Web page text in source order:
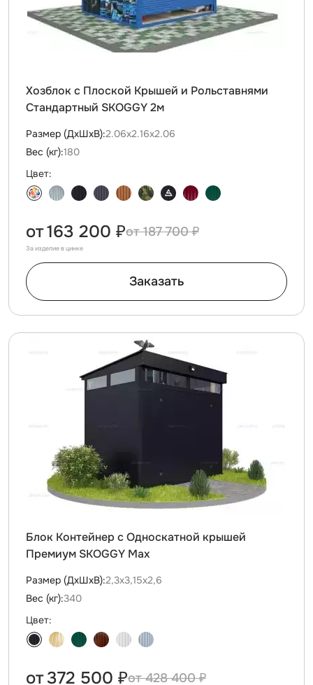
Хозблок с Плоской Крышей и Рольставнями
Стандартный SKOGGY 2м
Размер (ДxШxВ):2.06х2.16х2.06
Вес (кг):180
Цвет:
187 700 ₽
от163 200 ₽
За изделие в цинке
Заказать
Блок Контейнер с Односкатной крышей
Премиум SKOGGY Max
Размер (ДxШxВ):2,3х3,15х2,6
Вес (кг):340
Цвет:
428 400 ₽
от372 500 ₽